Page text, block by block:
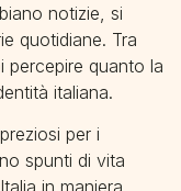
notizie, si
quotidiane. Tra
percepire quanto la
italiana.
per i
spunti di vita